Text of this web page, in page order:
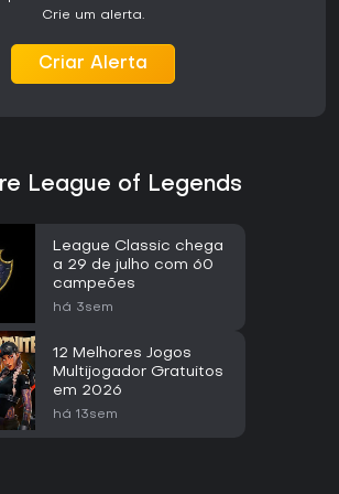
Crie um alerta.
Criar Alerta
League of Legends
League Classic chega
a 29 de julho com 60
campeões
há 3sem
12 Melhores Jogos
Multijogador Gratuitos
em 2026
há 13sem